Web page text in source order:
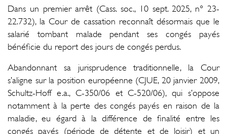
Dans un premier arrêt (Cass. soc., 10 sept. 2025, n° 23-
22.732), la Cour de cassation reconnaît désormais que le
salarié tombant malade pendant ses congés payés
bénéficie du report des jours de congés perdus.
Abandonnant sa jurisprudence traditionnelle, la Cour
s’aligne sur la position européenne (CJUE, 20 janvier 2009,
Schultz-Hoff e.a., C-350/06 et C-520/06), qui s’oppose
notamment à la perte des congés payés en raison de la
maladie, eu égard à la différence de finalité entre les
congés payés (période de détente et de loisir) et un